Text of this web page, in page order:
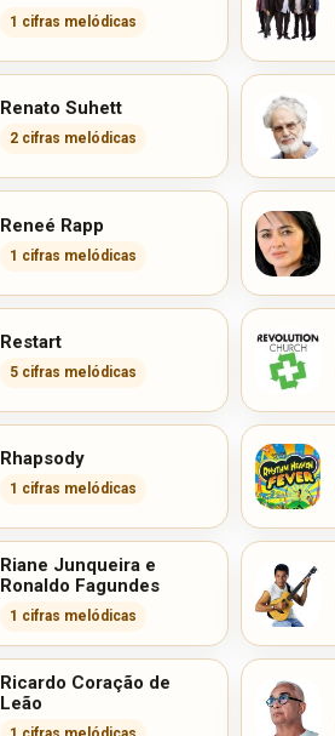
1 cifras melódicas
Renato Suhett
2 cifras melódicas
Reneé Rapp
1 cifras melódicas
Restart
5 cifras melódicas
Rhapsody
1 cifras melódicas
Riane Junqueira e
Ronaldo Fagundes
1 cifras melódicas
Ricardo Coração de
Leão